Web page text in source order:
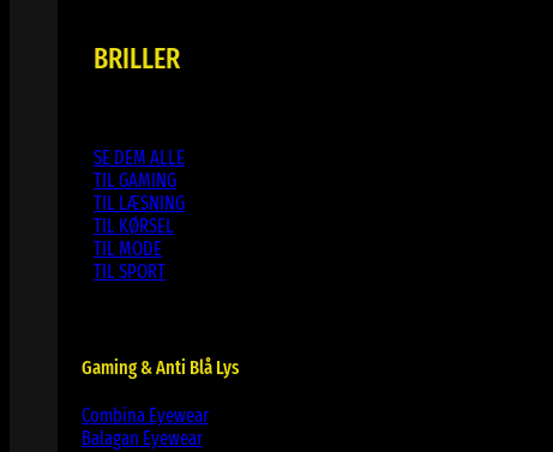
BRILLER
SE DEM ALLE
TIL GAMING
TIL LÆSNING
TIL KØRSEL
TIL MODE
TIL SPORT
Gaming & Anti Blå Lys
Combina Eyewear
Balagan Eyewear